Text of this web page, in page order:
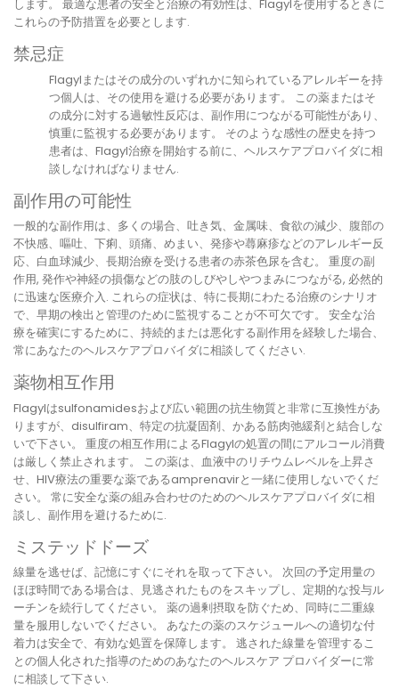
します。 最適な患者の安全と治療の有効性は、Flagylを使用するときに
これらの予防措置を必要とします.
禁忌症
Flagylまたはその成分のいずれかに知られているアレルギーを持
つ個人は、その使用を避ける必要があります。 この薬またはそ
の成分に対する過敏性反応は、副作用につながる可能性があり、
慎重に監視する必要があります。 そのような感性の歴史を持つ
患者は、Flagyl治療を開始する前に、ヘルスケアプロバイダに相
談しなければなりません.
副作用の可能性
一般的な副作用は、多くの場合、吐き気、金属味、食欲の減少、腹部の
不快感、嘔吐、下痢、頭痛、めまい、発疹や蕁麻疹などのアレルギー反
応、白血球減少、長期治療を受ける患者の赤茶色尿を含む。 重度の副
作用, 発作や神経の損傷などの肢のしびやしやつまみにつながる, 必然的
に迅速な医療介入. これらの症状は、特に長期にわたる治療のシナリオ
で、早期の検出と管理のために監視することが不可欠です。 安全な治
療を確実にするために、持続的または悪化する副作用を経験した場合、
常にあなたのヘルスケアプロバイダに相談してください.
薬物相互作用
Flagylはsulfonamidesおよび広い範囲の抗生物質と非常に互換性があ
りますが、disulfiram、特定の抗凝固剤、かある筋肉弛緩剤と結合しな
いで下さい。 重度の相互作用によるFlagylの処置の間にアルコール消費
は厳しく禁止されます。 この薬は、血液中のリチウムレベルを上昇さ
せ、HIV療法の重要な薬であるamprenavirと一緒に使用しないでくだ
さい。 常に安全な薬の組み合わせのためのヘルスケアプロバイダに相
談し、副作用を避けるために.
ミステッドドーズ
線量を逃せば、記憶にすぐにそれを取って下さい。 次回の予定用量の
ほぼ時間である場合は、見逃されたものをスキップし、定期的な投与ル
ーチンを続行してください。 薬の過剰摂取を防ぐため、同時に二重線
量を服用しないでください。 あなたの薬のスケジュールへの適切な付
着力は安全で、有効な処置を保障します。 逃された線量を管理するこ
との個人化された指導のためのあなたのヘルスケア プロバイダーに常
に相談して下さい.